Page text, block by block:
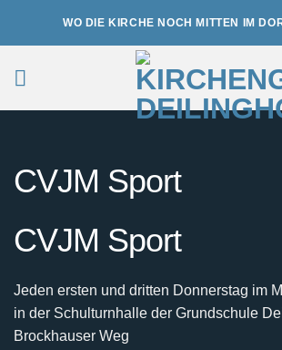
WO DIE KIRCHE NOCH MITTEN IM
CVJM Sport
CVJM Sport
Jeden ersten und dritten Donnerstag im
in der Schulturnhalle der Grundschule
Brockhauser Weg